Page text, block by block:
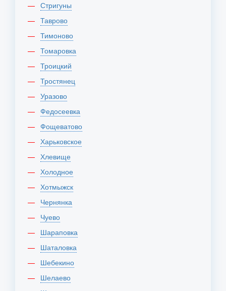
Стригуны
Таврово
Тимоново
Томаровка
Троицкий
Тростянец
Уразово
Федосеевка
Фощеватово
Харьковское
Хлевище
Холодное
Хотмыжск
Чернянка
Чуево
Шараповка
Шаталовка
Шебекино
Шелаево